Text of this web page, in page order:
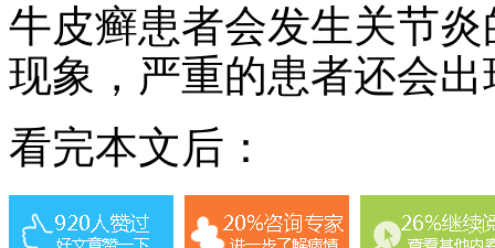
牛皮癣患者会发生关节
现象，严重的患者还会
看完本文后：